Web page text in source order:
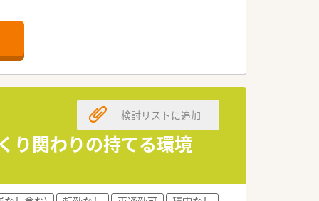
な連携体制が特徴です。
けられます。
行ができるようになります。
を目指すことも可能です。
プデートし続けられます。
り関わりの持てる環境
検討リストに追加